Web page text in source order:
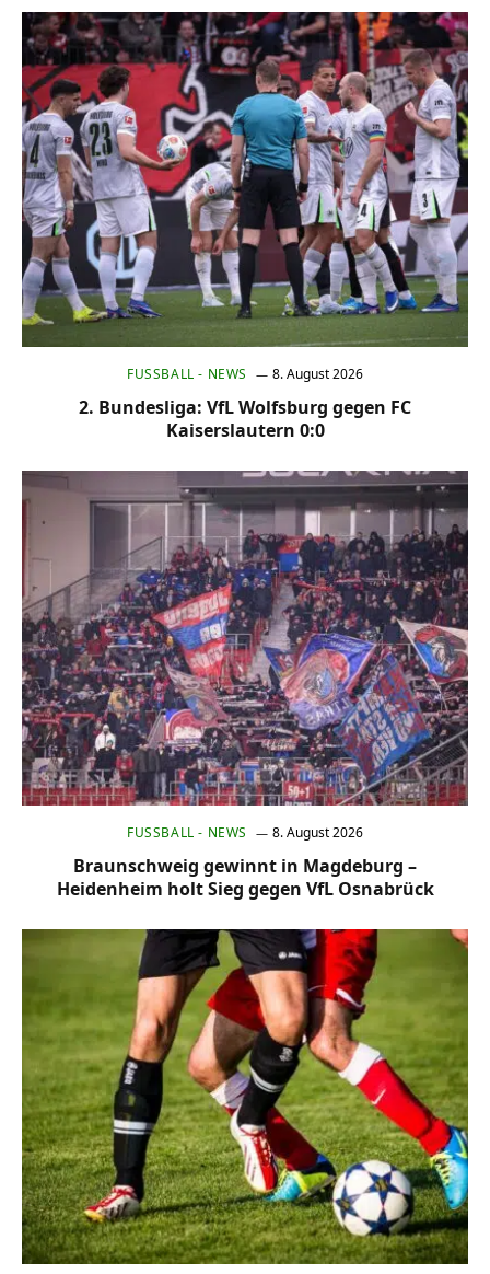
FUSSBALL - NEWS 8. August 2026
2. Bundesliga: VfL Wolfsburg gegen FC
Kaiserslautern 0:0
FUSSBALL - NEWS 8. August 2026
Braunschweig gewinnt in Magdeburg –
Heidenheim holt Sieg gegen VfL Osnabrück